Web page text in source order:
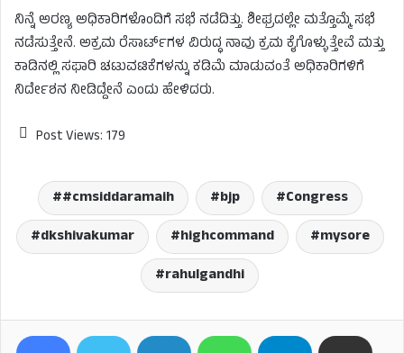
ನಿನ್ನೆ ಅರಣ್ಯ ಅಧಿಕಾರಿಗಳೊಂದಿಗೆ ಸಭೆ ನಡೆದಿತ್ತು. ಶೀಘ್ರದಲ್ಲೇ ಮತ್ತೊಮ್ಮೆ ಸಭೆ
ನಡೆಸುತ್ತೇನೆ. ಅಕ್ರಮ ರೆಸಾರ್ಟ್‌ಗಳ ವಿರುದ್ಧ ನಾವು ಕ್ರಮ ಕೈಗೊಳ್ಳುತ್ತೇವೆ ಮತ್ತು
ಕಾಡಿನಲ್ಲಿ ಸಫಾರಿ ಚಟುವಟಿಕೆಗಳನ್ನು ಕಡಿಮೆ ಮಾಡುವಂತೆ ಅಧಿಕಾರಿಗಳಿಗೆ
ನಿರ್ದೇಶನ ನೀಡಿದ್ದೇನೆ ಎಂದು ಹೇಳಿದರು.
Post Views: 179
#cmsiddaramaih bjp
Congress
dkshivakumar
highcommand
mysore
rahulgandhi